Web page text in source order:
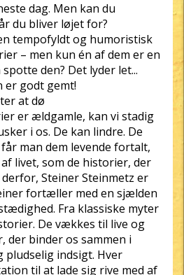
dag. Men kan du
du bliver løjet for?
tempofyldt og humoristisk
– men kun én af dem er en
den? Det lyder let...
er godt gemt!
at dø
er ældgamle, kan vi stadig
i os. De kan lindre. De
man dem levende fortalt,
livet, som de historier, der
Steiner Steinmetz er
fortæller med en sjælden
Fra klassiske myter
De vækkes til live og
der binder os sammen i
indsigt. Hver
til at lade sig rive med af